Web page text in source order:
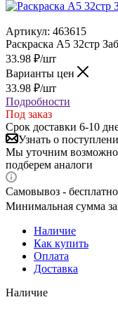
Артикул: 463615
Раскраска А5 32стр
33.98 ₽/шт
Варианты цен
33.98 ₽/шт
Подробности
Под заказ
Срок доставки 6-10
Узнать о
Мы уточним
подберем аналоги
Самовывоз - бесплатно
Минимальная сумма
Наличие
Как купить
Оплата
Доставка
Наличие